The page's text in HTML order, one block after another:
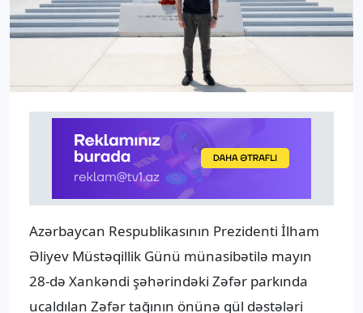
Azərbaycan Respublikasının Prezidenti İlham
Əliyev Müstəqillik Günü münasibətilə mayın
28-də Xankəndi şəhərindəki Zəfər parkında
ucaldılan Zəfər tağının önünə gül dəstələri